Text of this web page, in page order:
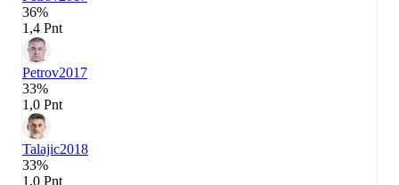
36%
1,4 Pnt
Petrov2017
33%
1,0 Pnt
Talajic2018
33%
1,0 Pnt